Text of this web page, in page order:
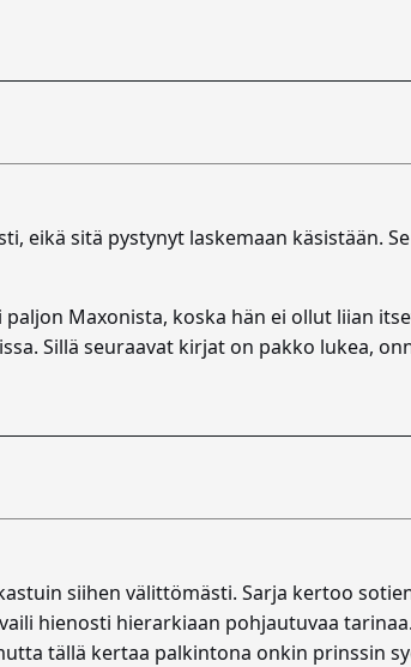
eikä sitä pystynyt laskemaan käsistään.
Maxonista, koska hän ei ollut liian
Sillä seuraavat kirjat on pakko lukea,
siihen välittömästi. Sarja kertoo
hienosti hierarkiaan pohjautuvaa
tällä kertaa palkintona onkin prinssin